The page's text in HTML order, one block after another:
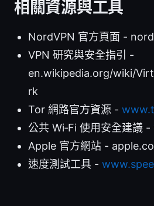
相關資源與工具
NordVPN 官方頁面 -
VPN 研究與安全指引 -
en.wikipedia.org/wiki/
rk
Tor 網路官方資源 -
公共 Wi‑Fi 使用安全建議 -
Apple 官方網站 -
速度測試工具 -